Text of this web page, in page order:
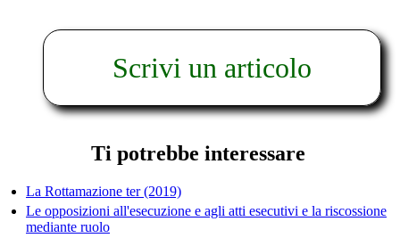
Scrivi un articolo
Ti potrebbe interessare
La Rottamazione ter (2019)
Le opposizioni all'esecuzione e agli atti esecutivi e la riscossione
mediante ruolo